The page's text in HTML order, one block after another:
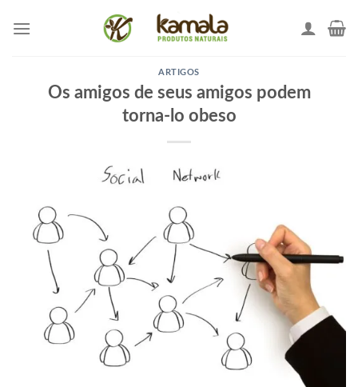
ARTIGOS
Os amigos de seus amigos podem
torna-lo obeso